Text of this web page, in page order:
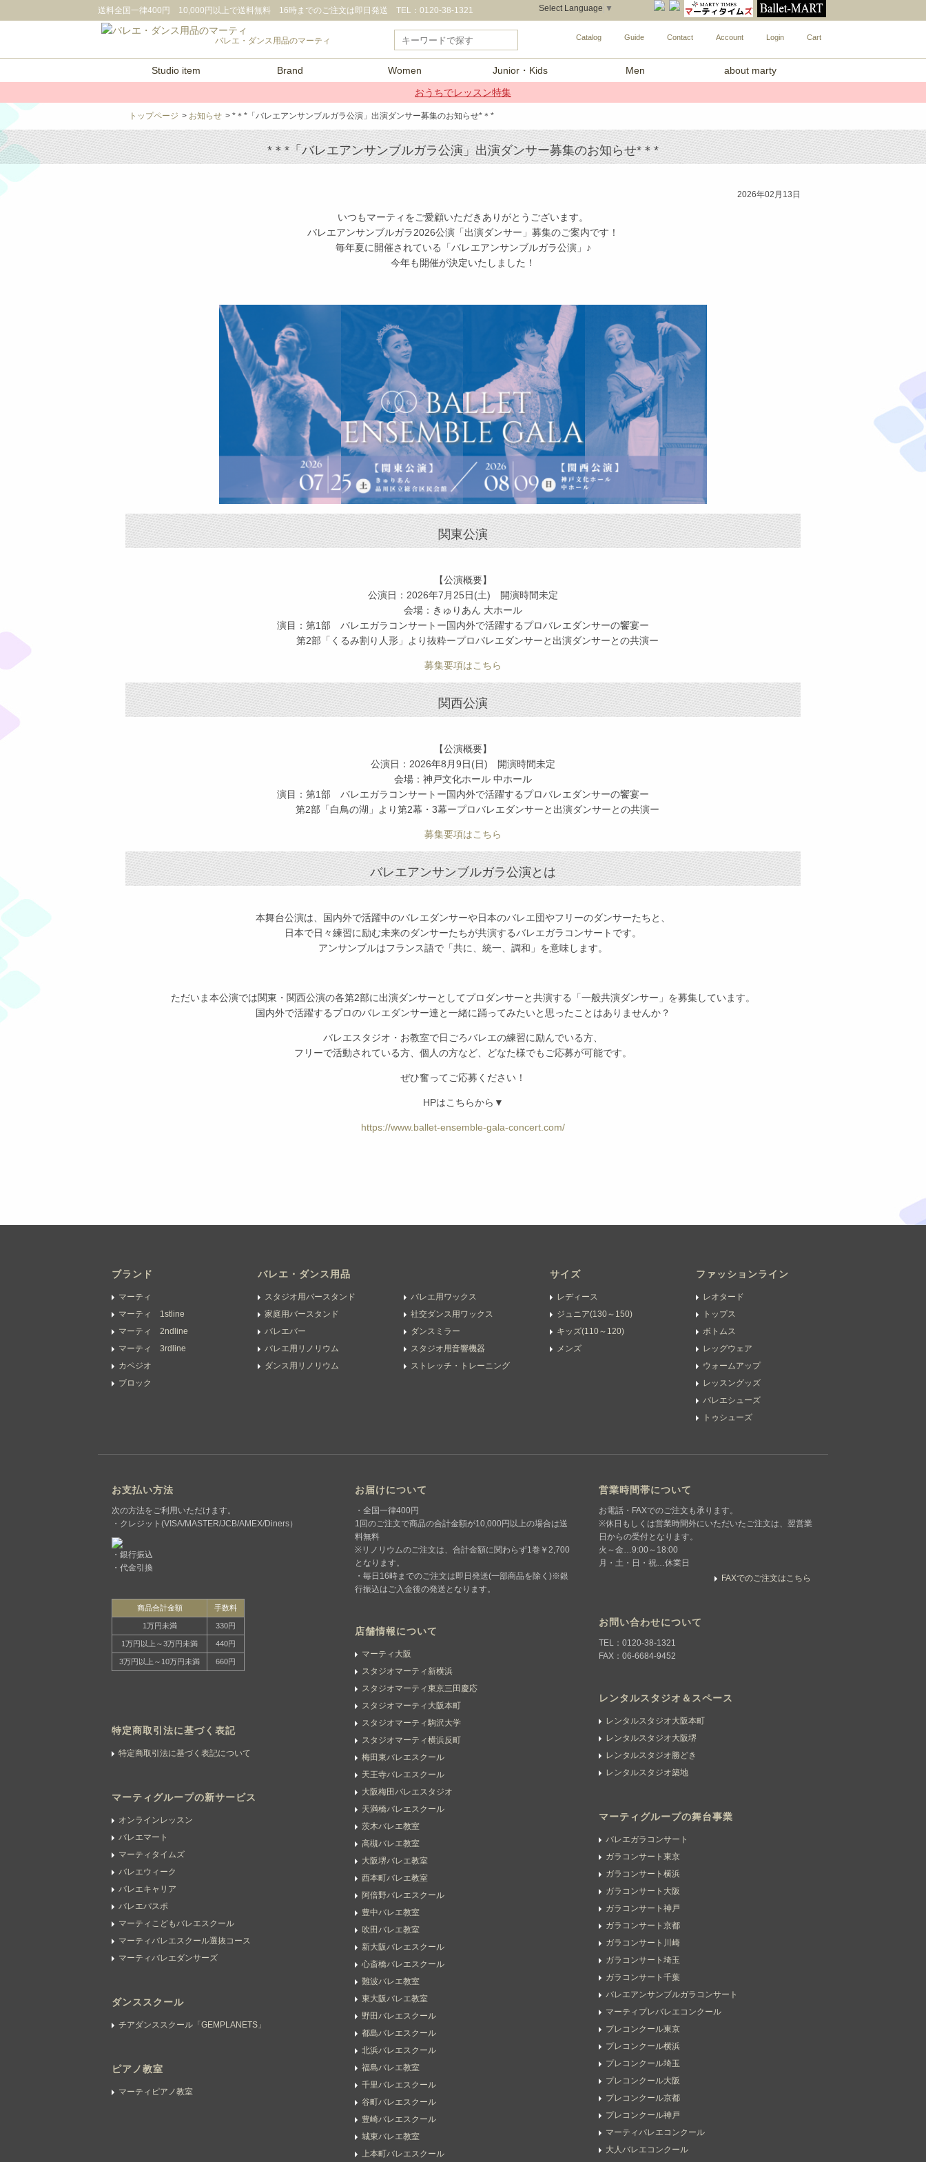
送料全国一律400円 10,000円以上で送料無料 16時までのご注文は即日発送 TEL：0120-38-1321 Select Language ▼
バレエ・ダンス用品のマーティ Catalog Guide Contact Account Login Cart
Studio item Brand Women Junior・Kids Men
about marty
おうちでレッスン特集
トップページ > お知らせ > *＊*「バレエアンサンブルガラ公演」出演ダンサー募集のお知らせ*＊*
*＊*「バレエアンサンブルガラ公演」出演ダンサー募集のお知らせ*＊*
2026年02月13日
いつもマーティをご愛顧いただきありがとうございます。
バレエアンサンブルガラ2026公演「出演ダンサー」募集のご案内です！
毎年夏に開催されている「バレエアンサンブルガラ公演」♪
今年も開催が決定いたしました！
関東公演
【公演概要】
公演日：2026年7月25日(土) 開演時間未定
会場：きゅりあん 大ホール
演目：第1部 バレエガラコンサートー国内外で活躍するプロバレエダンサーの饗宴ー
第2部「くるみ割り人形」より抜粋ープロバレエダンサーと出演ダンサーとの共演ー
募集要項はこちら
関西公演
【公演概要】
公演日：2026年8月9日(日) 開演時間未定
会場：神戸文化ホール 中ホール⁡
演目：第1部 バレエガラコンサートー国内外で活躍するプロバレエダンサーの饗宴ー
第2部「白鳥の湖」より第2幕・3幕ープロバレエダンサーと出演ダンサーとの共演ー
募集要項はこちら
バレエアンサンブルガラ公演とは
本舞台公演は、国内外で活躍中のバレエダンサーや日本のバレエ団やフリーのダンサーたちと、
日本で日々練習に励む未来のダンサーたちが共演するバレエガラコンサートです。
アンサンブルはフランス語で「共に、統一、調和」を意味します。
ただいま本公演では関東・関西公演の各第2部に出演ダンサーとしてプロダンサーと共演する「一般共演ダンサー」を募集しています。
国内外で活躍するプロのバレエダンサー達と一緒に踊ってみたいと思ったことはありませんか？
バレエスタジオ・お教室で日ごろバレエの練習に励んでいる方、
フリーで活動されている方、個人の方など、どなた様でもご応募が可能です。
ぜひ奮ってご応募ください！
HPはこちらから▼
https://www.ballet-ensemble-gala-concert.com/
ブランド
マーティ
マーティ 1stline
マーティ 2ndline
マーティ 3rdline
カペジオ
ブロック
バレエ・ダンス用品
スタジオ用バースタンド
家庭用バースタンド
バレエバー
バレエ用リノリウム
ダンス用リノリウム
バレエ用ワックス
社交ダンス用ワックス
ダンスミラー
スタジオ用音響機器
ストレッチ・トレーニング
サイズ
レディース
ジュニア(130～150)
キッズ(110～120)
メンズ
ファッションライン
レオタード
トップス
ボトムス
レッグウェア
ウォームアップ
レッスングッズ
バレエシューズ
トゥシューズ
お支払い方法
次の方法をご利用いただけます。
・クレジット(VISA/MASTER/JCB/AMEX/Diners）
・銀行振込
・代金引換
商品合計金額 手数料
1万円未満 330円
1万円以上～3万円未満 440円
3万円以上～10万円未満 660円
特定商取引法に基づく表記
特定商取引法に基づく表記について
マーティグループの新サービス
オンラインレッスン
バレエマート
マーティタイムズ
バレエウィーク
バレエキャリア
バレエパスポ
マーティこどもバレエスクール
マーティバレエスクール選抜コース
マーティバレエダンサーズ
ダンススクール
チアダンススクール「GEMPLANETS」
ピアノ教室
マーティピアノ教室
お届けについて
・全国一律400円
1回のご注文で商品の合計金額が10,000円以上の場合は送
料無料
※リノリウムのご注文は、合計金額に関わらず1巻￥2,700
となります。
・毎日16時までのご注文は即日発送(一部商品を除く)※銀
行振込はご入金後の発送となります。
店舗情報について
マーティ大阪
スタジオマーティ新横浜
スタジオマーティ東京三田慶応
スタジオマーティ大阪本町
スタジオマーティ駒沢大学
スタジオマーティ横浜反町
梅田東バレエスクール
天王寺バレエスクール
大阪梅田バレエスタジオ
天満橋バレエスクール
茨木バレエ教室
高槻バレエ教室
大阪堺バレエ教室
西本町バレエ教室
阿倍野バレエスクール
豊中バレエ教室
吹田バレエ教室
新大阪バレエスクール
心斎橋バレエスクール
難波バレエ教室
東大阪バレエ教室
野田バレエスクール
都島バレエスクール
北浜バレエスクール
福島バレエ教室
千里バレエスクール
谷町バレエスクール
豊崎バレエスクール
城東バレエ教室
上本町バレエスクール
営業時間帯について
お電話・FAXでのご注文も承ります。
※休日もしくは営業時間外にいただいたご注文は、翌営業
日からの受付となります。
火～金…9:00～18:00
月・土・日・祝…休業日
FAXでのご注文はこちら
お問い合わせについて
TEL：0120-38-1321
FAX：06-6684-9452
レンタルスタジオ＆スペース
レンタルスタジオ大阪本町
レンタルスタジオ大阪堺
レンタルスタジオ勝どき
レンタルスタジオ築地
マーティグループの舞台事業
バレエガラコンサート
ガラコンサート東京
ガラコンサート横浜
ガラコンサート大阪
ガラコンサート神戸
ガラコンサート京都
ガラコンサート川崎
ガラコンサート埼玉
ガラコンサート千葉
バレエアンサンブルガラコンサート
マーティプレバレエコンクール
プレコンクール東京
プレコンクール横浜
プレコンクール埼玉
プレコンクール大阪
プレコンクール京都
プレコンクール神戸
マーティバレエコンクール
大人バレエコンクール